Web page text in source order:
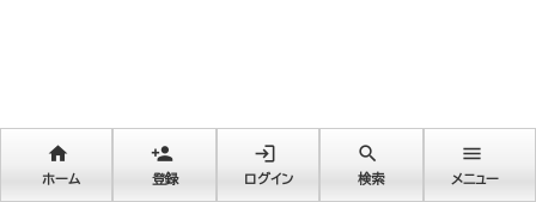
home
ホーム
person_add
登録
login
ログイン
search
検索
menu
メニュー